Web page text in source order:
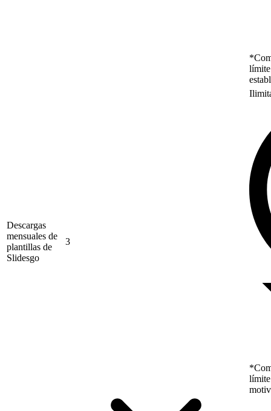
Descargas
mensuales de
plantillas de
Slidesgo
3
límite